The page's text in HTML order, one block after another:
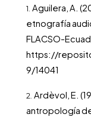
Aguilera, A.
etnografía
FLACSO-
https://
9/14041
Ardèvol, E.
antropología